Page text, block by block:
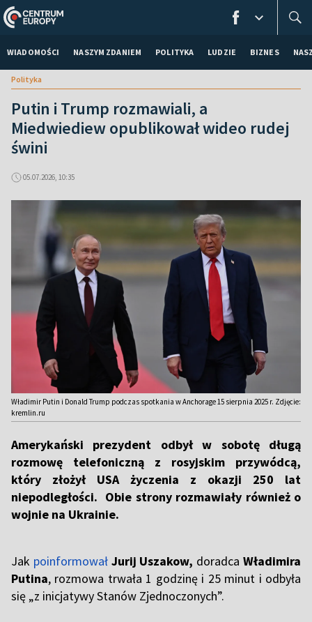
WIADOMOŚCI NASZYM ZDANIEM POLITYKA LUDZIE BIZNES
Polityka
Putin i Trump rozmawiali, a
Miedwiediew opublikował wideo rudej
świni
05.07.2026, 10:35
Władimir Putin i Donald Trump podczas spotkania w Anchorage 15 sierpnia 2025 r. Zdjęcie:
kremlin.ru
Amerykański prezydent odbył w sobotę długą
rozmowę telefoniczną z rosyjskim przywódcą,
który złożył USA życzenia z okazji 250 lat
niepodległości. Obie strony rozmawiały również o
wojnie na Ukrainie.
Jak poinformował Jurij Uszakow, doradcaWładimira
Putina, rozmowa trwała 1 godzinę i 25 minut i odbyła
się „z inicjatywy Stanów Zjednoczonych”.